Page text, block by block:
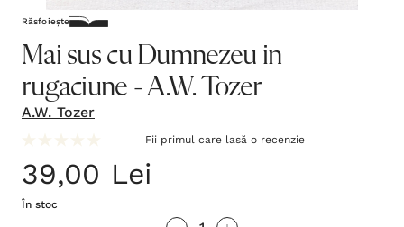
Răsfoiește
Mai sus cu Dumnezeu in
rugaciune - A.W. Tozer
A.W. Tozer
Fii primul care lasă o recenzie
39,00 Lei
În stoc